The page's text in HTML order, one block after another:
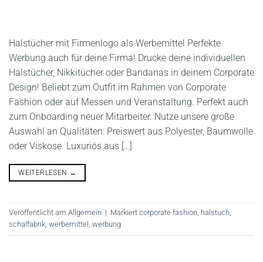
Halstücher mit Firmenlogo als Werbemittel Perfekte
Werbung auch für deine Firma! Drucke deine individuellen
Halstücher, Nikkitücher oder Bandanas in deinem Corporate
Design! Beliebt zum Outfit im Rahmen von Corporate
Fashion oder auf Messen und Veranstaltung. Perfekt auch
zum Onboarding neuer Mitarbeiter. Nutze unsere große
Auswahl an Qualitäten: Preiswert aus Polyester, Baumwolle
oder Viskose. Luxuriös aus […]
WEITERLESEN →
Veröffentlicht am Allgemein | Markiert corporate fashion halstuch
schalfabrik werbemittel werbung